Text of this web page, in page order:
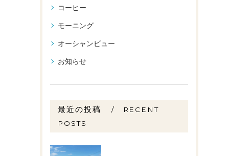
コーヒー
モーニング
オーシャンビュー
お知らせ
最近の投稿
RECENT
POSTS